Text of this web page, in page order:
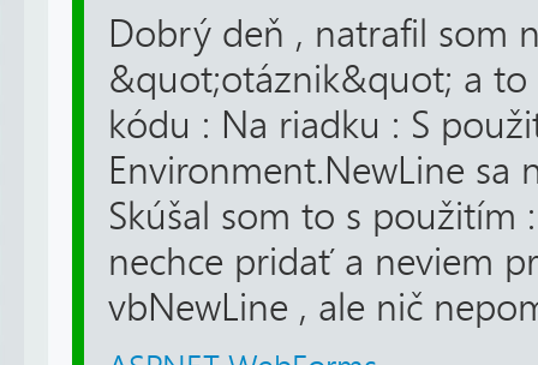
Dobrý deň , natrafil som
&quot;otáznik&quot; a
kódu : Na riadku : S
Environment.NewLine sa
Skúšal som to s použitím
nechce pridať a neviem
vbNewLine , ale nič